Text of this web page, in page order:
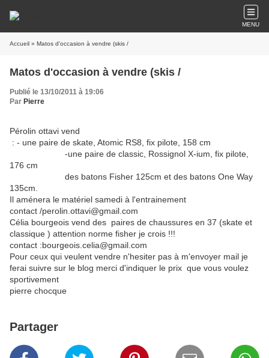
MENU
Accueil » Matos d'occasion à vendre (skis /
Matos d'occasion à vendre (skis /
Publié le 13/10/2011 à 19:06
Par Pierre
Pérolin ottavi vend
: - une paire de skate, Atomic RS8, fix pilote, 158 cm
-une paire de classic, Rossignol X-ium, fix pilote,
176 cm
des batons Fisher 125cm et des batons One Way
135cm.
Il aménera le matériel samedi à l'entrainement
contact /perolin.ottavi@gmail.com
Célia bourgeois vend des paires de chaussures en 37 (skate et
classique ) attention norme fisher je crois !!!
contact :bourgeois.celia@gmail.com
Pour ceux qui veulent vendre n'hesiter pas à m'envoyer mail je
ferai suivre sur le blog merci d'indiquer le prix que vous voulez
sportivement
pierre chocque
Partager